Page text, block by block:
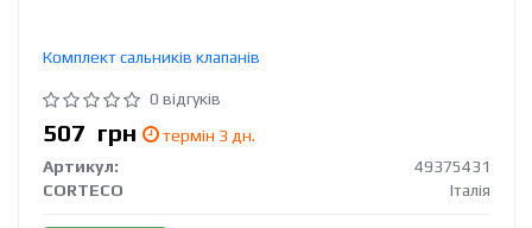
Комплект сальників клапанів
0 відгуків
507 грн
термін 3 дн.
Артикул:
49375431
CORTECO
Італія